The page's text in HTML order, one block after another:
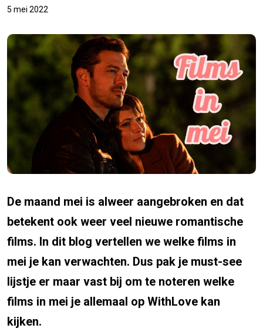
5 mei 2022
De maand mei is alweer aangebroken en dat
betekent ook weer veel nieuwe romantische
films. In dit blog vertellen we welke films in
mei je kan verwachten. Dus pak je must-see
lijstje er maar vast bij om te noteren welke
films in mei je allemaal op WithLove kan
kijken.